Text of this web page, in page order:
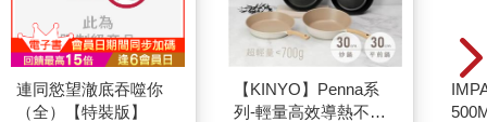
連同慾望澈底吞噬你
（全）【特裝版】
【KINYO】Penna系
列-輕量高效導熱不沾